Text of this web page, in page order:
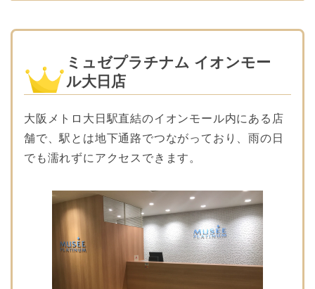
ミュゼプラチナム イオンモー
ル大日店
大阪メトロ大日駅直結のイオンモール内にある店
舗で、駅とは地下通路でつながっており、雨の日
でも濡れずにアクセスできます。